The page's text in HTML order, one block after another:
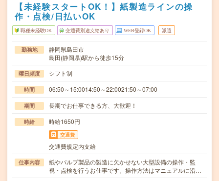
【未経験スタートOK！】紙製造ラインの操
作・点検/日払いOK
職種未経験OK 交通費別途支給あり WEB登録OK 派遣
勤務地
静岡県島田市
島田(静岡県)駅から徒歩15分
曜日頻度 シフト制
時間 06:50～15:0014:50～22:0021:50～07:00
期間 長期でお仕事できる方、大歓迎！
時給 時給1650円
交通費
交通費規定内支給
仕事内容
紙やパルプ製品の製造に欠かせない大型設備の操作・監
視・点検を行うお仕事です。操作方法はマニュアルに沿…